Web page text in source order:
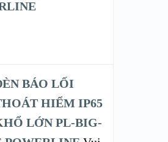
BÁO LỐI
HIỂM IP65
LỚN PL-BIG-